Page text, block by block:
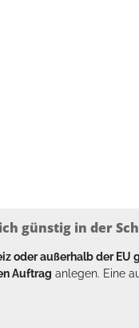
günstig in der
oder außerhalb der
Auftrag anlegen. Eine